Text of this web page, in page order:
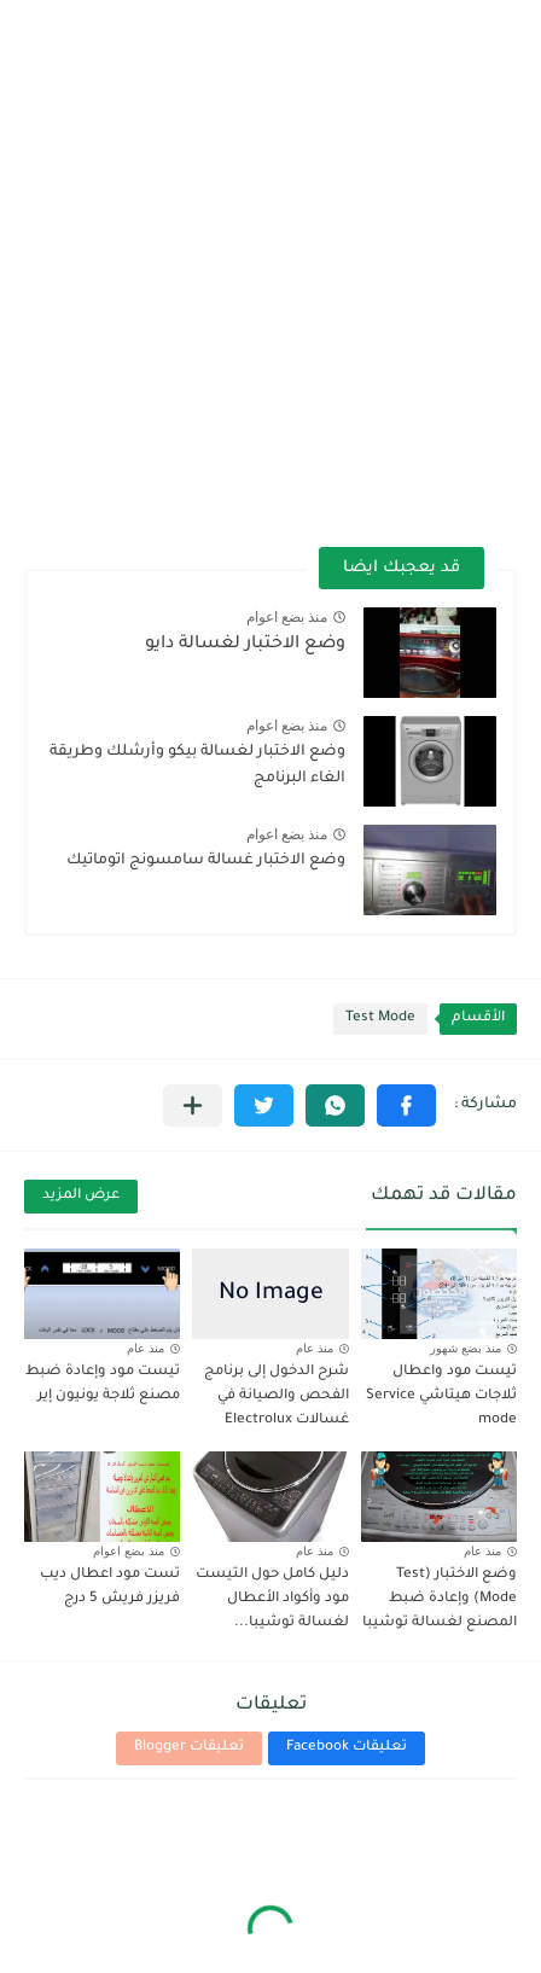
قد يعجبك ايضا
منذ بضع اعوام
وضع الاختبار لغسالة دايو
منذ بضع اعوام
وضع الاختبار لغسالة بيكو وأرشلك وطريقة
الغاء البرنامج
منذ بضع اعوام
وضع الاختبار غسالة سامسونج اتوماتيك
الأقسام Test Mode
مقالات قد تهمك عرض المزيد
منذ بضع شهور
تيست مود واعطال
ثلاجات هيتاشي Service
mode
منذ عام
شرح الدخول إلى برنامج
الفحص والصيانة في
غسالات Electrolux
منذ عام
تيست مود وإعادة ضبط
مصنع ثلاجة يونيون إير
منذ عام
وضع الاختبار (Test
Mode) وإعادة ضبط
المصنع لغسالة توشيبا
منذ عام
دليل كامل حول التيست
مود وأكواد الأعطال
لغسالة توشيبا...
منذ بضع اعوام
تست مود اعطال ديب
فريزر فريش 5 درج
تعليقات
تعليقات Facebook تعليقات Blogger